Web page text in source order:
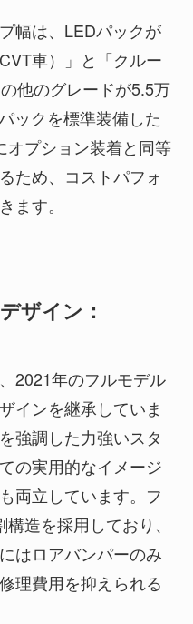
幅は、LEDパックが
車）」と「クルー
他のグレードが5.5万
ックを標準装備した
オプション装着と同等
ため、コストパフォ
ます。
ザイン：
2021年のフルモデル
インを継承していま
強調した力強いスタ
の実用的なイメージ
両立しています。フ
造を採用しており、
はロアバンパーのみ
理費用を抑えられる